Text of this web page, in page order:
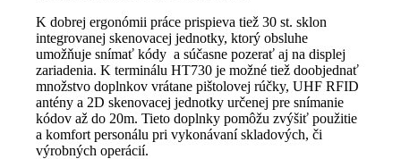
K dobrej ergonómii práce prispieva tiež 30 st. sklon
integrovanej skenovacej jednotky, ktorý obsluhe
umožňuje snímať kódy a súčasne pozerať aj na displej
zariadenia. K terminálu HT730 je možné tiež doobjednať
množstvo doplnkov vrátane pištolovej rúčky, UHF RFID
antény a 2D skenovacej jednotky určenej pre snímanie
kódov až do 20m. Tieto doplnky pomôžu zvýšiť použitie
a komfort personálu pri vykonávaní skladových, či
výrobných operácií.